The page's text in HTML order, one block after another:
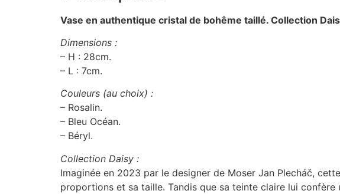
Vase en authentique cristal de bohême taillé. Collection
Dimensions :
– H : 28cm.
– L : 7cm.
Couleurs (au choix) :
– Rosalin.
– Bleu Océan.
– Béryl.
Collection Daisy :
Imaginée en 2023 par le designer de Moser Jan Plecháč,
proportions et sa taille. Tandis que sa teinte claire lui